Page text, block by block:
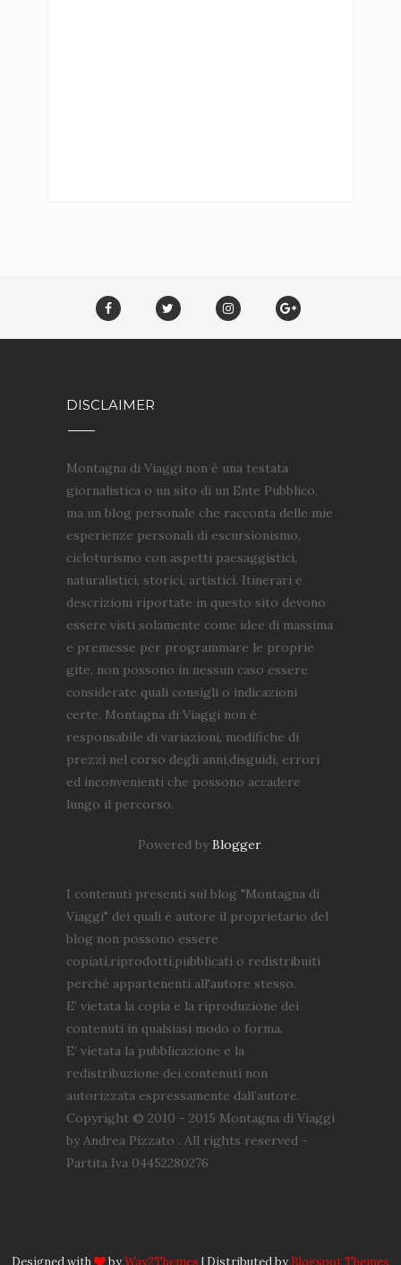
DISCLAIMER
Montagna di Viaggi non è una testata
giornalistica o un sito di un Ente Pubblico,
ma un blog personale che racconta delle mie
esperienze personali di escursionismo,
cicloturismo con aspetti paesaggistici,
naturalistici, storici, artistici. Itinerari e
descrizioni riportate in questo sito devono
essere visti solamente come idee di massima
e premesse per programmare le proprie
gite, non possono in nessun caso essere
considerate quali consigli o indicazioni
certe. Montagna di Viaggi non è
responsabile di variazioni, modifiche di
prezzi nel corso degli anni,disguidi, errori
ed inconvenienti che possono accadere
lungo il percorso.
Powered byBlogger.
I contenuti presenti sul blog "Montagna di
Viaggi" dei quali è autore il proprietario del
blog non possono essere
copiati,riprodotti,pubblicati o redistribuiti
perché appartenenti all'autore stesso.
E’ vietata la copia e la riproduzione dei
contenuti in qualsiasi modo o forma.
E’ vietata la pubblicazione e la
redistribuzione dei contenuti non
autorizzata espressamente dall’autore.
Copyright © 2010 - 2015 Montagna di Viaggi
by Andrea Pizzato . All rights reserved -
Partita Iva 04452280276
Designed with byWay2Themes | Distributed by Blogspot Themes